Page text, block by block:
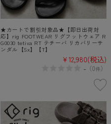
★カートで割引対象品★【即日出荷対
応】rig FOOTWEAR リグフットウェア R
G0030 tetiva RT テチーバ リカバリーサ
ンダル【Sx】【T】
¥12,980(税込)
- （0件）